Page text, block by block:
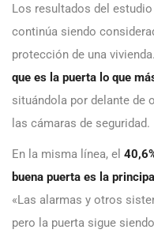
Los resultados del
continúa siendo
protección de una
que es la puerta lo que
situándola por delante de
las cámaras de seguridad.
En la misma línea, el
buena puerta es la
«Las alarmas y otros
pero la puerta sigue